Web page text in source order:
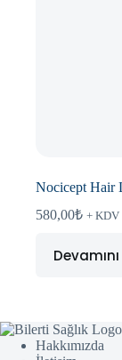
Nocicept Hair
580,00₺ + KDV
Hakkımızda